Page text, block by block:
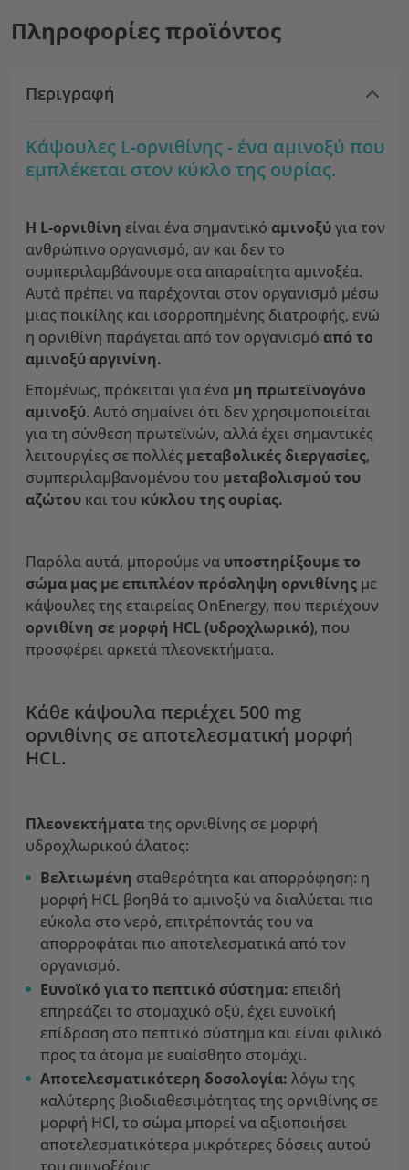
Πληροφορίες προϊόντος
Περιγραφή
Κάψουλες L-ορνιθίνης - ένα αμινοξύ που
εμπλέκεται στον κύκλο της ουρίας.
Η L-ορνιθίνη είναι ένα σημαντικό αμινοξύγια τον
ανθρώπινο οργανισμό, αν και δεν το
συμπεριλαμβάνουμε στα απαραίτητα αμινοξέα.
Αυτά πρέπει να παρέχονται στον οργανισμό μέσω
μιας ποικίλης και ισορροπημένης διατροφής, ενώ
η ορνιθίνη παράγεται από τον οργανισμό από το
αμινοξύ αργινίνη.
Επομένως, πρόκειται για ένα μη πρωτεϊνογόνο
αμινοξύ. Αυτό σημαίνει ότι δεν χρησιμοποιείται
για τη σύνθεση πρωτεϊνών, αλλά έχει σημαντικές
λειτουργίες σε πολλές μεταβολικές διεργασίες,
συμπεριλαμβανομένου του μεταβολισμού του
αζώτου και του κύκλου της ουρίας.
Παρόλα αυτά, μπορούμε να υποστηρίξουμε το
σώμα μας με επιπλέον πρόσληψη ορνιθίνης με
κάψουλες της εταιρείας OnEnergy, που περιέχουν
ορνιθίνη σε μορφή HCL (υδροχλωρικό), που
προσφέρει αρκετά πλεονεκτήματα.
Κάθε κάψουλα περιέχει 500 mg
ορνιθίνης σε αποτελεσματική μορφή
HCL.
Πλεονεκτήματατης ορνιθίνης σε μορφή
υδροχλωρικού άλατος:
Βελτιωμένη σταθερότητα και απορρόφηση: η
μορφή HCL βοηθά το αμινοξύ να διαλύεται πιο
εύκολα στο νερό, επιτρέποντάς του να
απορροφάται πιο αποτελεσματικά από τον
οργανισμό.
Ευνοϊκό για το πεπτικό σύστημα: επειδή
επηρεάζει το στομαχικό οξύ, έχει ευνοϊκή
επίδραση στο πεπτικό σύστημα και είναι φιλικό
προς τα άτομα με ευαίσθητο στομάχι.
Αποτελεσματικότερη δοσολογία: λόγω της
καλύτερης βιοδιαθεσιμότητας της ορνιθίνης σε
μορφή HCl, το σώμα μπορεί να αξιοποιήσει
αποτελεσματικότερα μικρότερες δόσεις αυτού